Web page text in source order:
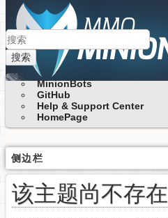
搜索
MinionBots
GitHub
Help & Support Center
HomePage
侧边栏
该主题尚不存在